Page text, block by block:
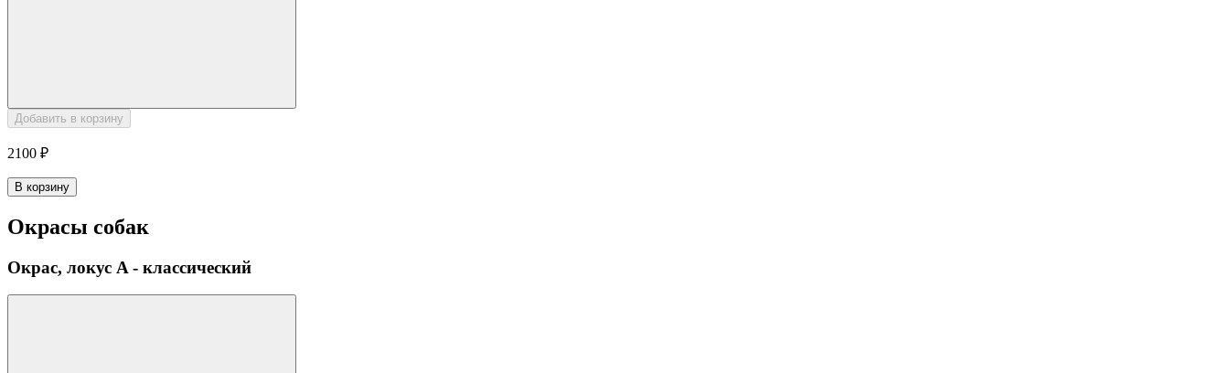
Добавить в корзину
2100 ₽
В корзину
Окрасы собак
Окрас, локус A - классический